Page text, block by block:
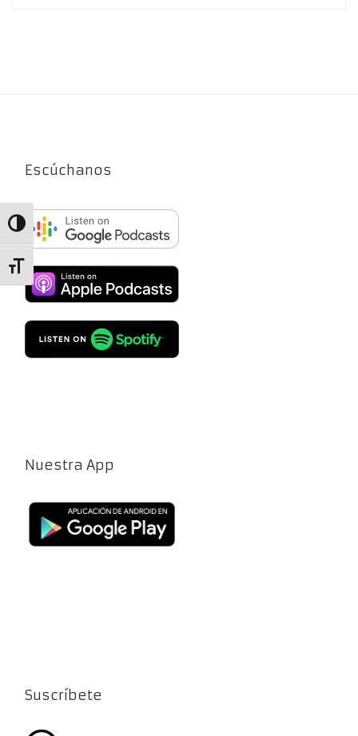
Alternar alto contraste
Alternar tamaño de letra
Escúchanos
Nuestra App
Suscríbete